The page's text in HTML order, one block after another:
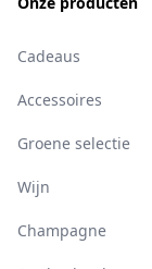
Cadeaus
Accessoires
Groene selectie
Wijn
Champagne